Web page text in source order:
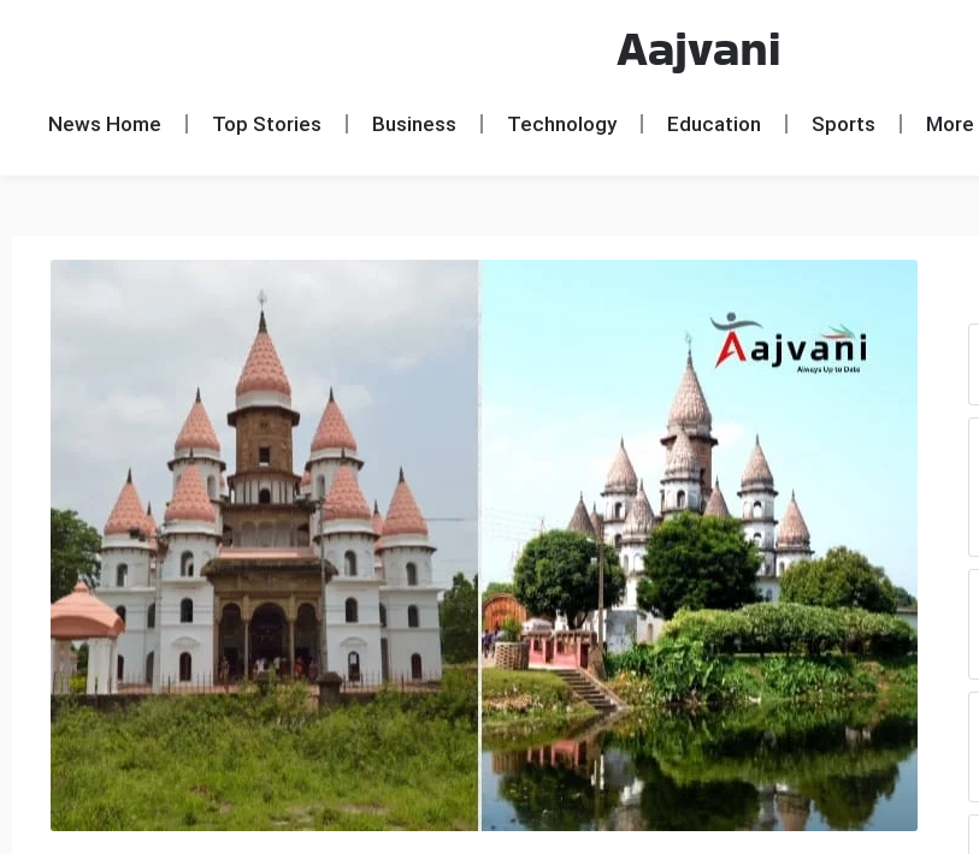
Aajvani
News Home Top Stories Business Technology Education Sports More